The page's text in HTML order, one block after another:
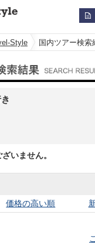
Style 国内ツアー検索
いません。
価格の高い順